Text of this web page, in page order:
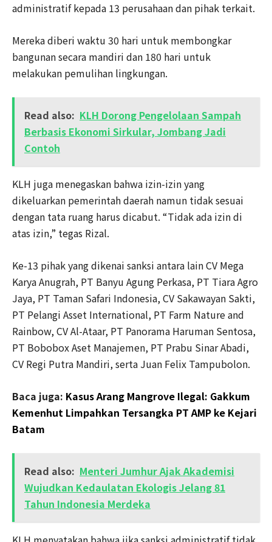
administratif kepada 13 perusahaan dan pihak terkait.
Mereka diberi waktu 30 hari untuk membongkar
bangunan secara mandiri dan 180 hari untuk
melakukan pemulihan lingkungan.
Read also: KLH Dorong Pengelolaan Sampah
Berbasis Ekonomi Sirkular, Jombang Jadi
Contoh
KLH juga menegaskan bahwa izin-izin yang
dikeluarkan pemerintah daerah namun tidak sesuai
dengan tata ruang harus dicabut. “Tidak ada izin di
atas izin,” tegas Rizal.
Ke-13 pihak yang dikenai sanksi antara lain CV Mega
Karya Anugrah, PT Banyu Agung Perkasa, PT Tiara Agro
Jaya, PT Taman Safari Indonesia, CV Sakawayan Sakti,
PT Pelangi Asset International, PT Farm Nature and
Rainbow, CV Al-Ataar, PT Panorama Haruman Sentosa,
PT Bobobox Aset Manajemen, PT Prabu Sinar Abadi,
CV Regi Putra Mandiri, serta Juan Felix Tampubolon.
Baca juga: Kasus Arang Mangrove Ilegal: Gakkum
Kemenhut Limpahkan Tersangka PT AMP ke Kejari
Batam
Read also: Menteri Jumhur Ajak Akademisi
Wujudkan Kedaulatan Ekologis Jelang 81
Tahun Indonesia Merdeka